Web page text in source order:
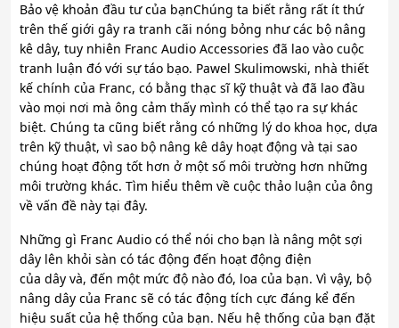
Bảo vệ khoản đầu tư của bạnChúng ta biết rằng rất ít thứ
trên thế giới gây ra tranh cãi nóng bỏng như các bộ nâng
kê dây, tuy nhiên Franc Audio Accessories đã lao vào cuộc
tranh luận đó với sự táo bạo. Pawel Skulimowski, nhà thiết
kế chính của Franc, có bằng thạc sĩ kỹ thuật và đã lao đầu
vào mọi nơi mà ông cảm thấy mình có thể tạo ra sự khác
biệt. Chúng ta cũng biết rằng có những lý do khoa học, dựa
trên kỹ thuật, vì sao bộ nâng kê dây hoạt động và tại sao
chúng hoạt động tốt hơn ở một số môi trường hơn những
môi trường khác. Tìm hiểu thêm về cuộc thảo luận của ông
về vấn đề này tại đây.
Những gì Franc Audio có thể nói cho bạn là nâng một sợi
dây lên khỏi sàn có tác động đến hoạt động điện
của dây và, đến một mức độ nào đó, loa của bạn. Vì vậy, bộ
nâng dây của Franc sẽ có tác động tích cực đáng kể đến
hiệu suất của hệ thống của bạn. Nếu hệ thống của bạn đặt